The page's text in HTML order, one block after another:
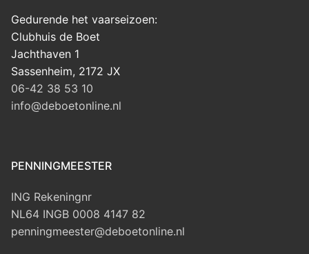
Gedurende het vaarseizoen:
Clubhuis de Boet
Jachthaven 1
Sassenheim, 2172 JX
06-42 38 53 10
info@deboetonline.nl
PENNINGMEESTER
ING Rekeningnr
NL64 INGB 0008 4147 82
penningmeester@deboetonline.nl